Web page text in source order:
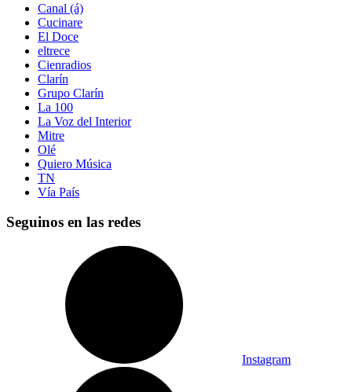
Canal (á)
Cucinare
El Doce
eltrece
Cienradios
Clarín
Grupo Clarín
La 100
La Voz del Interior
Mitre
Olé
Quiero Música
TN
Vía País
Seguinos en las redes
Instagram